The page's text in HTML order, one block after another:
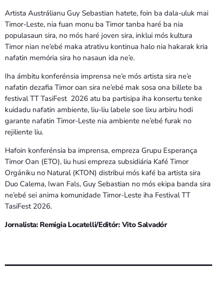
Artista Austrálianu Guy Sebastian hatete, foin ba dala-uluk mai
Timor-Leste, nia fuan monu ba Timor tanba haré ba nia
populasaun sira, no mós haré joven sira, inklui mós kultura
Timor nian ne’ebé maka atrativu kontinua halo nia hakarak kria
nafatin memória sira ho nasaun ida ne’e.
Iha ámbitu konferénsia imprensa ne’e mós artista sira ne’e
nafatin dezafia Timor oan sira ne’ebé mak sosa ona billete ba
festival TT TasiFest 2026 atu ba partisipa iha konsertu tenke
kuidadu nafatin ambiente, liu-liu labele soe lixu arbiru hodi
garante nafatin Timor-Leste nia ambiente ne’ebé furak no
rejiliente liu.
Hafoin konferénsia ba imprensa, empreza Grupu Esperança
Timor Oan (ETO), liu husi empreza subsidiária Kafé Timor
Orgániku no Natural (KTON) distribui mós kafé ba artista sira
Duo Calema, Iwan Fals, Guy Sebastian no mós ekipa banda sira
ne’ebé sei anima komunidade Timor-Leste iha Festival TT
TasiFest 2026.
Jornalista: Remigia Locatelli/Editór: Vito Salvadór